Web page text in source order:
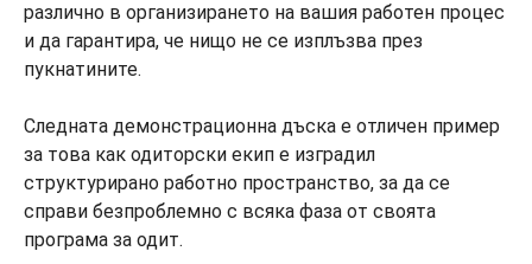
различно в организирането на вашия работен процес
и да гарантира, че нищо не се изплъзва през
пукнатините.
Следната демонстрационна дъска е отличен пример
за това как одиторски екип е изградил
структурирано работно пространство, за да се
справи безпроблемно с всяка фаза от своята
програма за одит.